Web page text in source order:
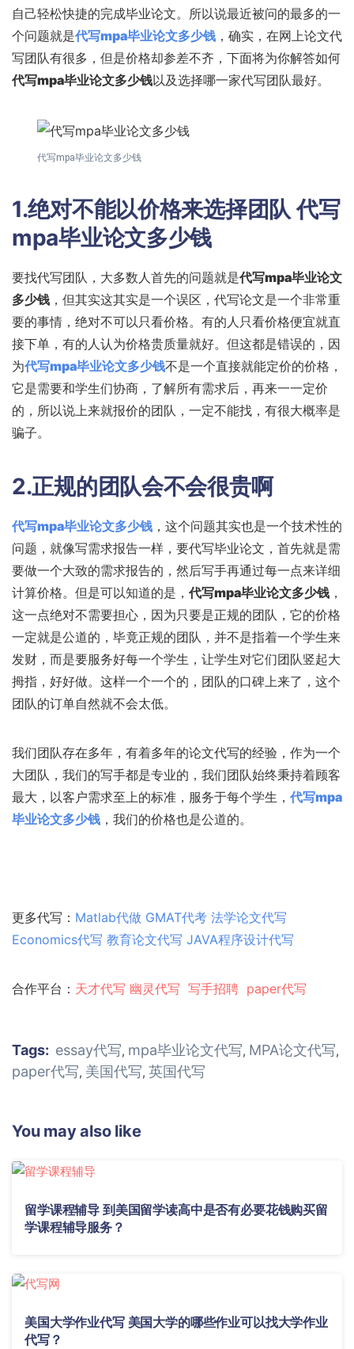
自己轻松快捷的完成毕业论文。所以说最近被问的最多的一
个问题就是代写mpa毕业论文多少钱 ，确实，在网上论文代
写团队有很多，但是价格却参差不齐，下面将为你解答如何
代写mpa毕业论文多少钱以及选择哪一家代写团队最好。
代写mpa毕业论文多少钱
1.绝对不能以价格来选择团队代写
mpa毕业论文多少钱
要找代写团队，大多数人首先的问题就是代写mpa毕业论文
多少钱 ，但其实这其实是一个误区，代写论文是一个非常重
要的事情，绝对不可以只看价格。有的人只看价格便宜就直
接下单，有的人认为价格贵质量就好。但这都是错误的，因
为代写mpa毕业论文多少钱不是一个直接就能定价的价格，
它是需要和学生们协商，了解所有需求后，再来一一定价
的，所以说上来就报价的团队，一定不能找，有很大概率是
骗子。
2.正规的团队会不会很贵啊
代写mpa毕业论文多少钱 ，这个问题其实也是一个技术性的
问题，就像写需求报告一样，要代写毕业论文，首先就是需
要做一个大致的需求报告的，然后写手再通过每一点来详细
计算价格。但是可以知道的是， 代写mpa毕业论文多少钱 ，
这一点绝对不需要担心，因为只要是正规的团队，它的价格
一定就是公道的，毕竟正规的团队，并不是指着一个学生来
发财，而是要服务好每一个学生，让学生对它们团队竖起大
拇指，好好做。这样一个一个的，团队的口碑上来了，这个
团队的订单自然就不会太低。
我们团队存在多年，有着多年的论文代写的经验，作为一个
大团队，我们的写手都是专业的，我们团队始终秉持着顾客
最大，以客户需求至上的标准，服务于每个学生， 代写mpa
毕业论文多少钱 ，我们的价格也是公道的。
更多代写： Matlab代做 GMAT代考 法学论文代写
Economics代写 教育论文代写 JAVA程序设计代写
合作平台： 天才代写 幽灵代写 写手招聘 paper代写
Tags: essay代写, mpa毕业论文代写, MPA论文代写,
paper代写, 美国代写, 英国代写
You may also like
留学课程辅导 到美国留学读高中是否有必要花钱购买留
学课程辅导服务？
美国大学作业代写 美国大学的哪些作业可以找大学作业
代写？